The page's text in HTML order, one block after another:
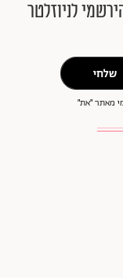
לניוזלטר
שלחי
מאתר ״את״